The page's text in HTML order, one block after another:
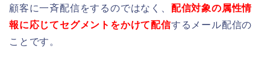
顧客に一斉配信をするのではなく、 配信対象の属性情
報に応じてセグメントをかけて配信するメール配信の
ことです。